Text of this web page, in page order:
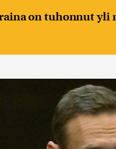
on tuhonnut